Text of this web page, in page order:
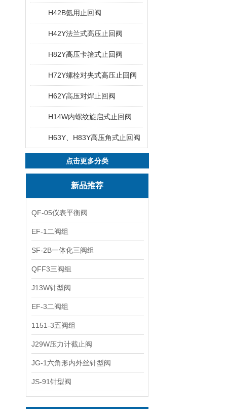
H42B氨用止回阀
H42Y法兰式高压止回阀
H82Y高压卡箍式止回阀
H72Y螺栓对夹式高压止回阀
H62Y高压对焊止回阀
H14W内螺纹旋启式止回阀
H63Y、H83Y高压角式止回阀
点击更多分类
新品推荐
QF-05仪表平衡阀
EF-1二阀组
SF-2B一体化三阀组
QFF3三阀组
J13W针型阀
EF-3二阀组
1151-3五阀组
J29W压力计截止阀
JG-1六角形内外丝针型阀
JS-91针型阀